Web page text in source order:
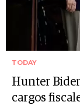
TODAY
Hunter
cargos